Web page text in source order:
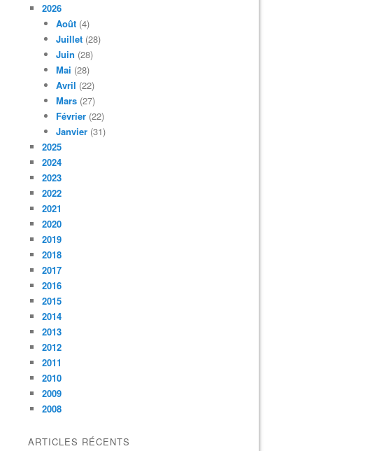
2026
Août (4)
Juillet (28)
Juin (28)
Mai (28)
Avril (22)
Mars (27)
Février (22)
Janvier (31)
2025
2024
2023
2022
2021
2020
2019
2018
2017
2016
2015
2014
2013
2012
2011
2010
2009
2008
ARTICLES RÉCENTS